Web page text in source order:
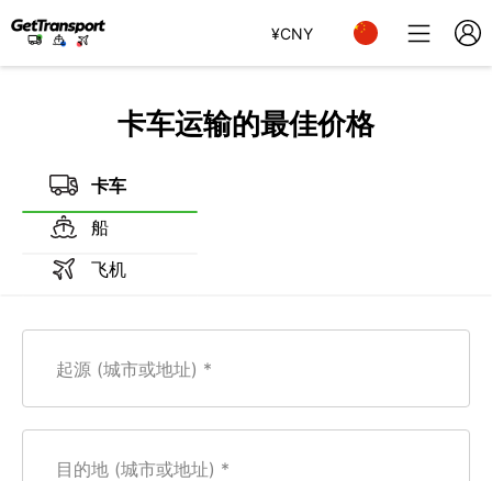
¥CNY
卡车运输的最佳价格
卡车
船
飞机
起源 (城市或地址)
目的地 (城市或地址)